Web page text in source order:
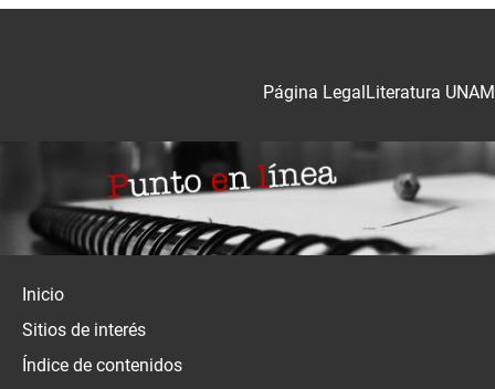
Literatura UNAM
Página Legal
Inicio
Sitios de interés
Índice de contenidos